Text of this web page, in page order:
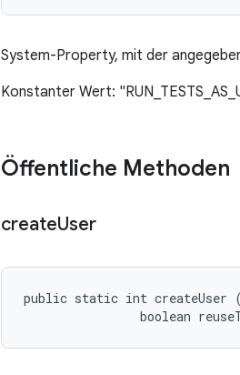
System-Property, mit der
Konstanter Wert:
Öffentliche Methoden
createUser
public static int createUser (
boolean